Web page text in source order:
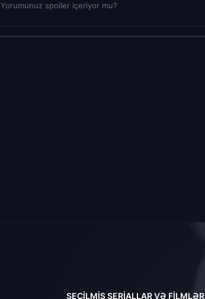
Yorumunuz spoiler içeriyor mu?
SEÇILMIŞ SERIALLAR VƏ FILMLƏR